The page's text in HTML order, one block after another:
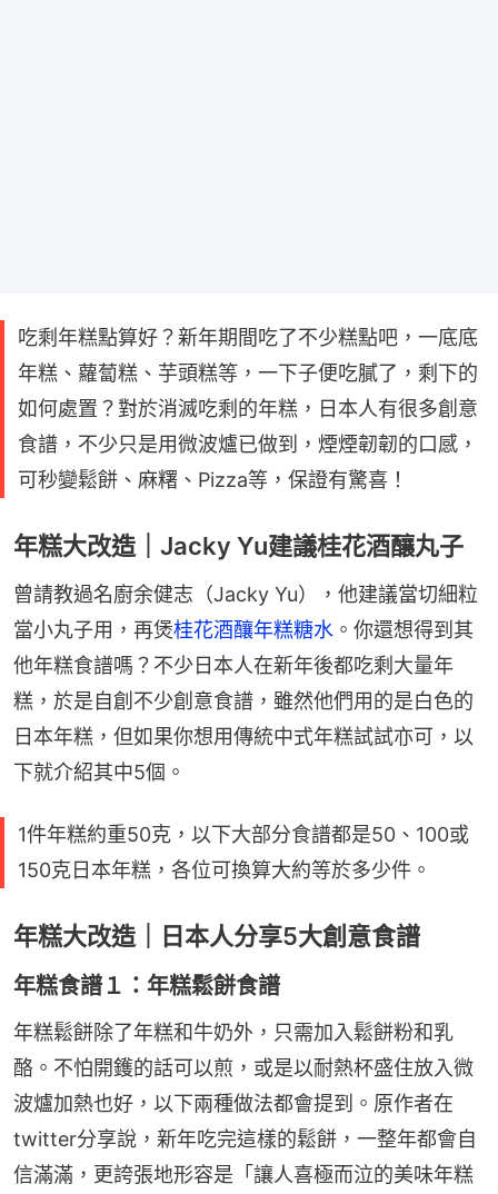
吃剩年糕點算好？新年期間吃了不少糕點吧，一底底
年糕、蘿蔔糕、芋頭糕等，一下子便吃膩了，剩下的
如何處置？對於消滅吃剩的年糕，日本人有很多創意
食譜，不少只是用微波爐已做到，煙煙韌韌的口感，
可秒變鬆餅、麻糬、Pizza等，保證有驚喜！
年糕大改造｜Jacky Yu建議桂花酒釀丸子
曾請教過名廚余健志（Jacky Yu），他建議當切細粒
當小丸子用，再煲桂花酒釀年糕糖水 。你還想得到其
他年糕食譜嗎？不少日本人在新年後都吃剩大量年
糕，於是自創不少創意食譜，雖然他們用的是白色的
日本年糕，但如果你想用傳統中式年糕試試亦可，以
下就介紹其中5個。
1件年糕約重50克，以下大部分食譜都是50、100或
150克日本年糕，各位可換算大約等於多少件。
年糕大改造｜日本人分享5大創意食譜
年糕食譜１：年糕鬆餅食譜
年糕鬆餅除了年糕和牛奶外，只需加入鬆餅粉和乳
酪。不怕開鑊的話可以煎，或是以耐熱杯盛住放入微
波爐加熱也好，以下兩種做法都會提到。原作者在
twitter分享說，新年吃完這樣的鬆餅，一整年都會自
信滿滿，更誇張地形容是「讓人喜極而泣的美味年糕